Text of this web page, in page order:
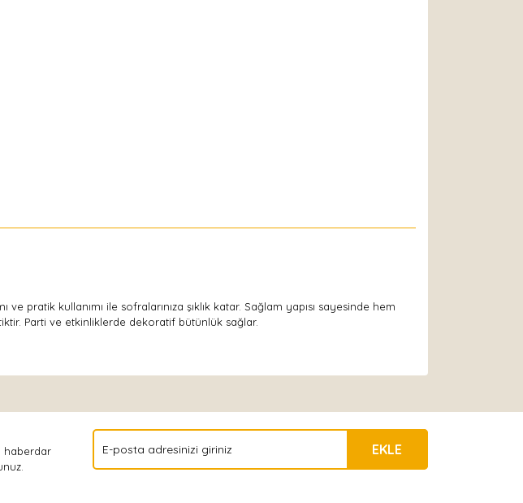
ve pratik kullanımı ile sofralarınıza şıklık katar. Sağlam yapısı sayesinde hem
Parti ve etkinliklerde dekoratif bütünlük sağlar.
haberdar
EKLE